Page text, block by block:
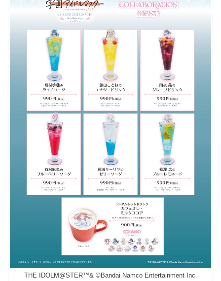
THE IDOLM@STER™& ©Bandai Namco Entertainment Inc.